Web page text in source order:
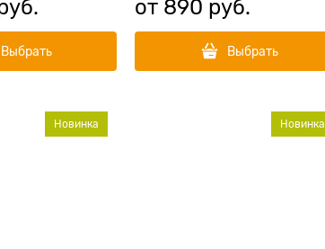
Выбрать
от 890 руб.
Выбрать
Новинка Новинка